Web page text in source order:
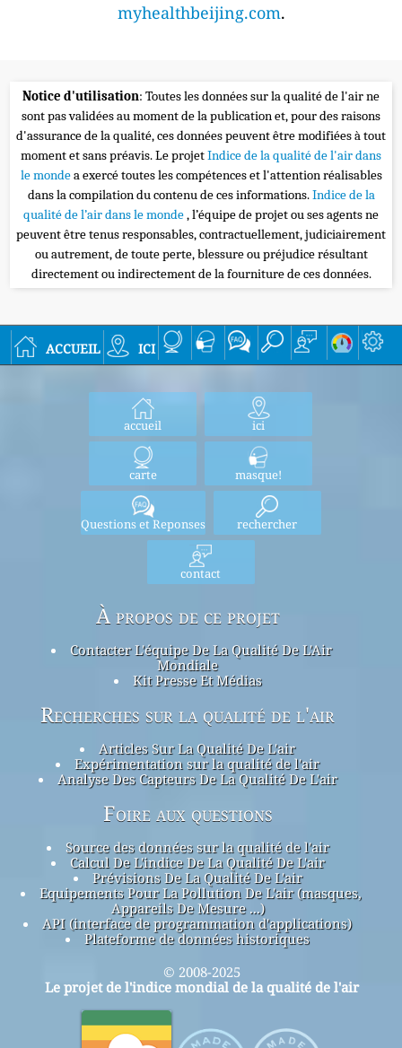
myhealthbeijing.com.
Notice d'utilisation: Toutes les données sur la qualité de l'air ne
sont pas validées au moment de la publication et, pour des raisons
d'assurance de la qualité, ces données peuvent être modifiées à tout
moment et sans préavis. Le projetIndice de la qualité de l'air dans
le mondea exercé toutes les compétences et l'attention réalisables
dans la compilation du contenu de ces informations.Indice de la
qualité de l’air dans le monde, l’équipe de projet ou ses agents ne
peuvent être tenus responsables, contractuellement, judiciairement
ou autrement, de toute perte, blessure ou préjudice résultant
directement ou indirectement de la fourniture de ces données.
accueil ici
accueil ici
carte masque!
Questions et Reponses rechercher
contact
À propos de ce projet
Contacter L'équipe De La Qualité De L'Air
Mondiale
Kit Presse Et Médias
Recherches sur la qualité de l'air
Articles Sur La Qualité De L'air
Expérimentation sur la qualité de l'air
Analyse Des Capteurs De La Qualité De L'air
Foire aux questions
Source des données sur la qualité de l'air
Calcul De L'indice De La Qualité De L'air
Prévisions De La Qualité De L'air
Equipements Pour La Pollution De L'air (masques,
Appareils De Mesure ...)
API (interface de programmation d'applications)
Plateforme de données historiques
© 2008-2025
Le projet de l'indice mondial de la qualité de l'air